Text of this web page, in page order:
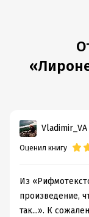
своим
пересекает
среде. Он так
Объем:
Год издания:
2023
Дата поступления:
Время на чтение:
Vladimir_VA
Оценил книгу
Из
произведение,
так...». К